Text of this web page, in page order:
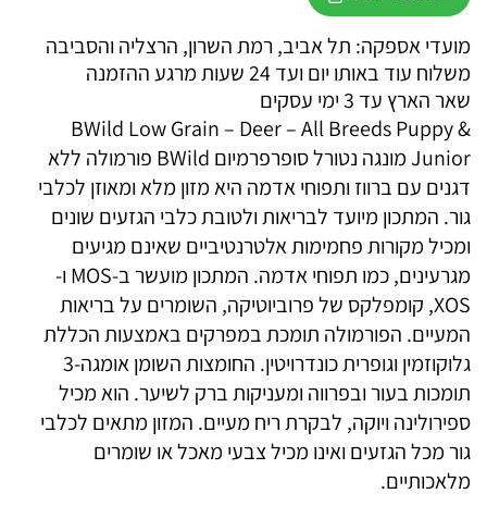
ויילד
לגורי
כלבים
מכל
הגזעים
ברווז
ותפו"א
ללא
דגנים
מועדי אספקה: תל אביב, רמת השרון, הרצליה והסביבה
משלוח עוד באותו יום ועד 24 שעות מרגע ההזמנה
שאר הארץ עד 3 ימי עסקים
BWild Low Grain – Deer – All Breeds Puppy &
Junior מונגה נטורל סופרפרמיום BWild פורמולה ללא
דגנים עם ברווז ותפוחי אדמה היא מזון מלא ומאוזן לכלבי
גור. המתכון מיועד לבריאות ולטובת כלבי הגזעים שונים
ומכיל מקורות פחמימות אלטרנטיביים שאינם מגיעים
מגרעינים, כמו תפוחי אדמה. המתכון מועשר ב-MOS ו-
XOS, קומפלקס של פרוביוטיקה, השומרים על בריאות
המעיים. הפורמולה תומכת במפרקים באמצעות הכללת
גלוקוזמין וגופרית כונדרויטין. החומצות השומן אומגה-3
תומכות בעור ובפרווה ומעניקות ברק לשיער. הוא מכיל
ספירולינה ויוקה, לבקרת ריח מעיים. המזון מתאים לכלבי
גור מכל הגזעים ואינו מכיל צבעי מאכל או שומרים
מלאכותיים.